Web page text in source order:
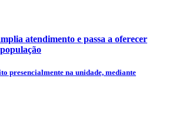
atendimento e passa a oferecer
presencialmente na unidade, mediante